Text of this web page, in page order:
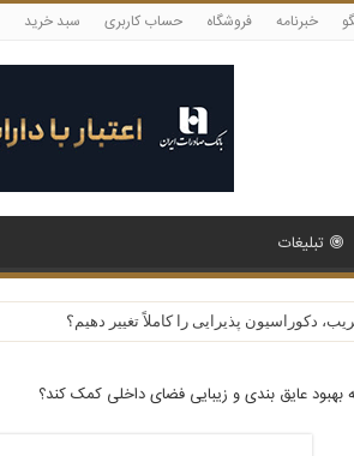
خبرنامه فروشگاه حساب کاربری سبد خرید
تبلیغات
دکوراسیون پذیرایی را کاملاً تغییر دهیم؟
بهبود عایق بندی و زیبایی فضای داخلی کمک کند؟